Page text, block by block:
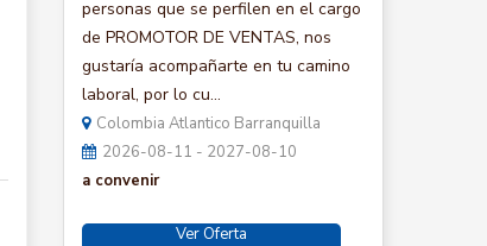
personas que se perfilen en el cargo
de PROMOTOR DE VENTAS, nos
gustaría acompañarte en tu camino
laboral, por lo cu...
Colombia Atlantico Barranquilla
2026-08-11 - 2027-08-10
a convenir
Ver Oferta